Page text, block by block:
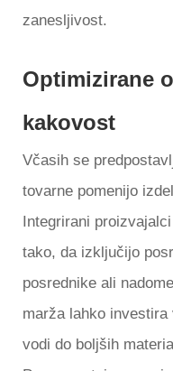
zanesljivost.
Optimizirane
kakovost
Včasih se
tovarne pomenijo
Integrirani
tako, da izključijo
posrednike ali
marža lahko
vodi do boljših